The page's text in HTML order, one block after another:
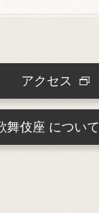
アクセス
舞伎座 について